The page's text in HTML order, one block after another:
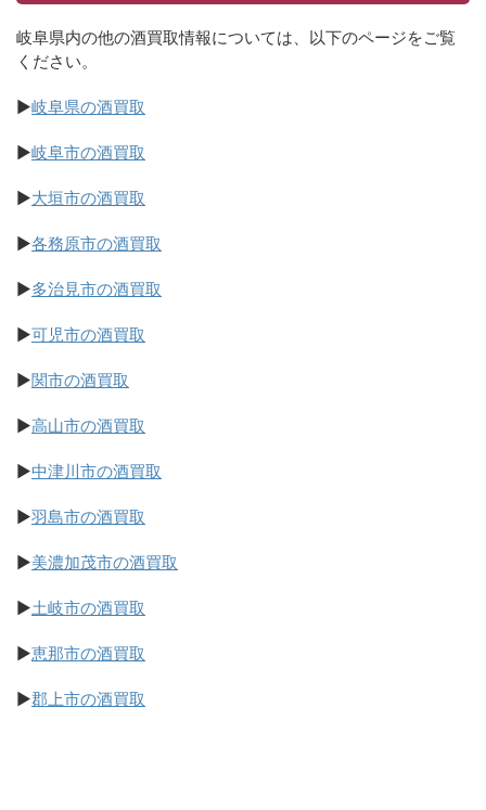
岐阜県内の他の酒買取情報については、以下のページをご覧
ください。
▶岐阜県の酒買取
▶岐阜市の酒買取
▶大垣市の酒買取
▶各務原市の酒買取
▶多治見市の酒買取
▶可児市の酒買取
▶関市の酒買取
▶高山市の酒買取
▶中津川市の酒買取
▶羽島市の酒買取
▶美濃加茂市の酒買取
▶土岐市の酒買取
▶恵那市の酒買取
▶郡上市の酒買取